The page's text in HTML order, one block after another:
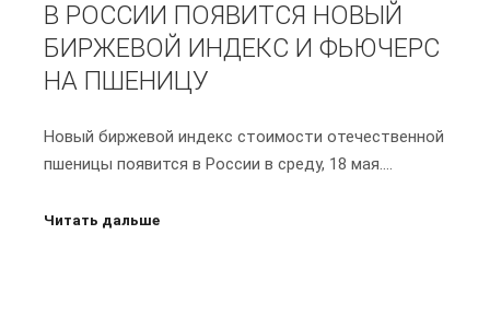
В РОССИИ ПОЯВИТСЯ НОВЫЙ
БИРЖЕВОЙ ИНДЕКС И ФЬЮЧЕРС
НА ПШЕНИЦУ
Новый биржевой индекс стоимости отечественной
пшеницы появится в России в среду, 18 мая.…
Читать дальше